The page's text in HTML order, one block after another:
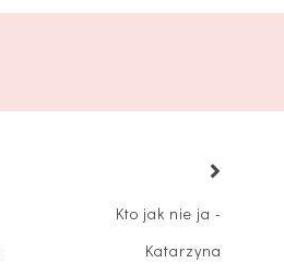
Kto jak nie ja -
Katarzyna